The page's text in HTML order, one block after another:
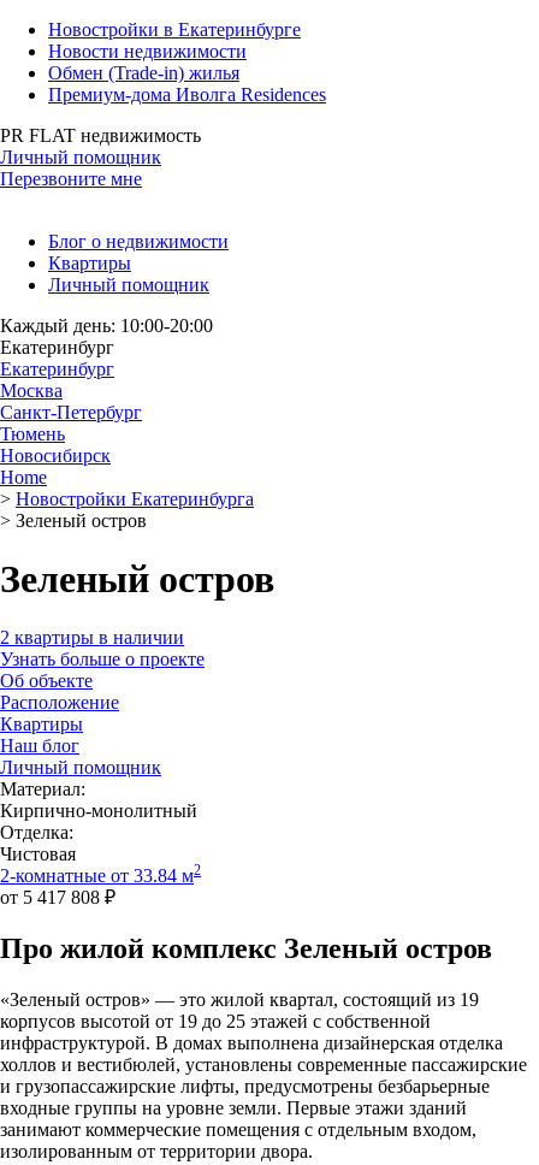
Новостройки в Екатеринбурге
Новости недвижимости
Обмен (Trade-in) жилья
Премиум-дома Иволга Residences
PR FLAT недвижимость
Личный помощник
Перезвоните мне
Блог о недвижимости
Квартиры
Личный помощник
Каждый день: 10:00-20:00
Екатеринбург
Екатеринбург
Москва
Санкт-Петербург
Тюмень
Новосибирск
Home
> Новостройки Екатеринбурга
> Зеленый остров
Зеленый остров
2 квартиры в наличии
Узнать больше о проекте
Об объекте
Расположение
Квартиры
Наш блог
Личный помощник
Материал:
Кирпично-монолитный
Отделка:
Чистовая
2-комнатные от 33.84 м2
от 5 417 808 ₽
Про жилой комплекс Зеленый остров
«Зеленый остров» — это жилой квартал, состоящий из 19
корпусов высотой от 19 до 25 этажей с собственной
инфраструктурой. В домах выполнена дизайнерская отделка
холлов и вестибюлей, установлены современные пассажирские
и грузопассажирские лифты, предусмотрены безбарьерные
входные группы на уровне земли. Первые этажи зданий
занимают коммерческие помещения с отдельным входом,
изолированным от территории двора.